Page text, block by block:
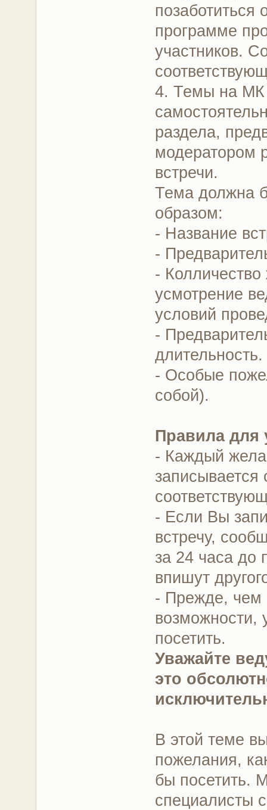
позаботиться
программе
участников.
4. Темы на МК
раздела,
модератором
встречи.
Тема должна
образом:
- Название
-
-
усмотрение
условий
-
длительность.
- Особые
собой).
Правила для
- Каждый
записывается
- Если Вы
встречу,
за 24 часа до
впишут
- Прежде, чем
возможности,
посетить.
Уважайте
это
В этой теме
пожелания,
бы посетить.
специалисты